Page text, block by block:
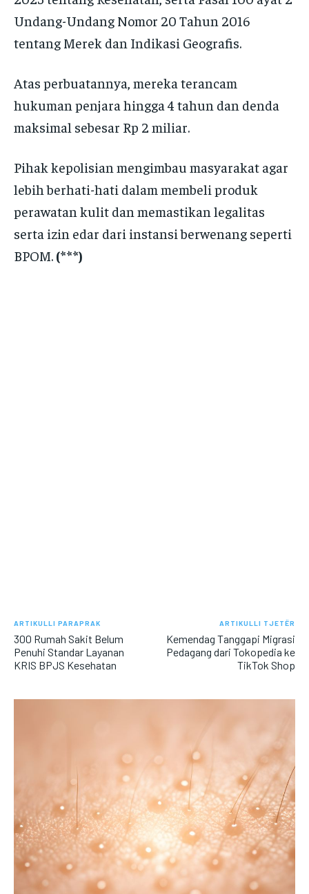
Undang-Undang Nomor 20 Tahun 2016
tentang Merek dan Indikasi Geografis.
Atas perbuatannya, mereka terancam
hukuman penjara hingga 4 tahun dan denda
maksimal sebesar Rp 2 miliar.
Pihak kepolisian mengimbau masyarakat agar
lebih berhati-hati dalam membeli produk
perawatan kulit dan memastikan legalitas
serta izin edar dari instansi berwenang seperti
BPOM. (***)
ARTIKULLI PARAPRAK
300 Rumah Sakit Belum
Penuhi Standar Layanan
KRIS BPJS Kesehatan
ARTIKULLI TJETËR
Kemendag Tanggapi Migrasi
Pedagang dari Tokopedia ke
TikTok Shop